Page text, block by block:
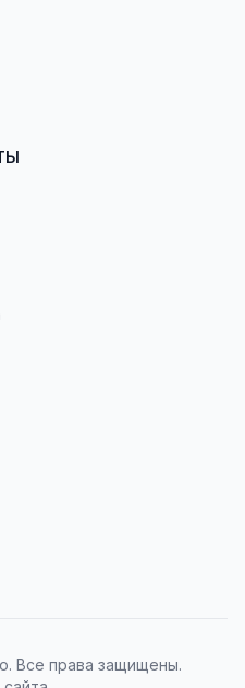
Все права защищены.